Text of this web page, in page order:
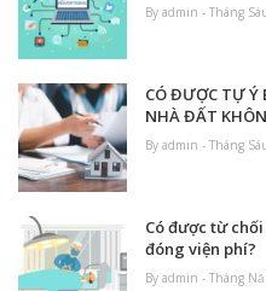
By admin - Tháng
CÓ ĐƯỢC TỰ Ý
NHÀ ĐẤT
By admin - Tháng
Có được từ
đóng viện phí?
By admin - Tháng